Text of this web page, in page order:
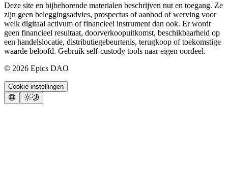
Deze site en bijbehorende materialen beschrijven nut en toegang. Ze
zijn geen beleggingsadvies, prospectus of aanbod of werving voor
welk digitaal activum of financieel instrument dan ook. Er wordt
geen financieel resultaat, doorverkoopuitkomst, beschikbaarheid op
een handelslocatie, distributiegebeurtenis, terugkoop of toekomstige
waarde beloofd. Gebruik self-custody tools naar eigen oordeel.
© 2026 Epics DAO
Cookie-instellingen